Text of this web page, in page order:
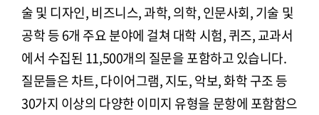
술 및 디자인, 비즈니스, 과학, 의학, 인문사회, 기술 및
공학 등 6개 주요 분야에 걸쳐 대학 시험, 퀴즈, 교과서
에서 수집된 11,500개의 질문을 포함하고 있습니다.
질문들은 차트, 다이어그램, 지도, 악보, 화학 구조 등
30가지 이상의 다양한 이미지 유형을 문항에 포함함으